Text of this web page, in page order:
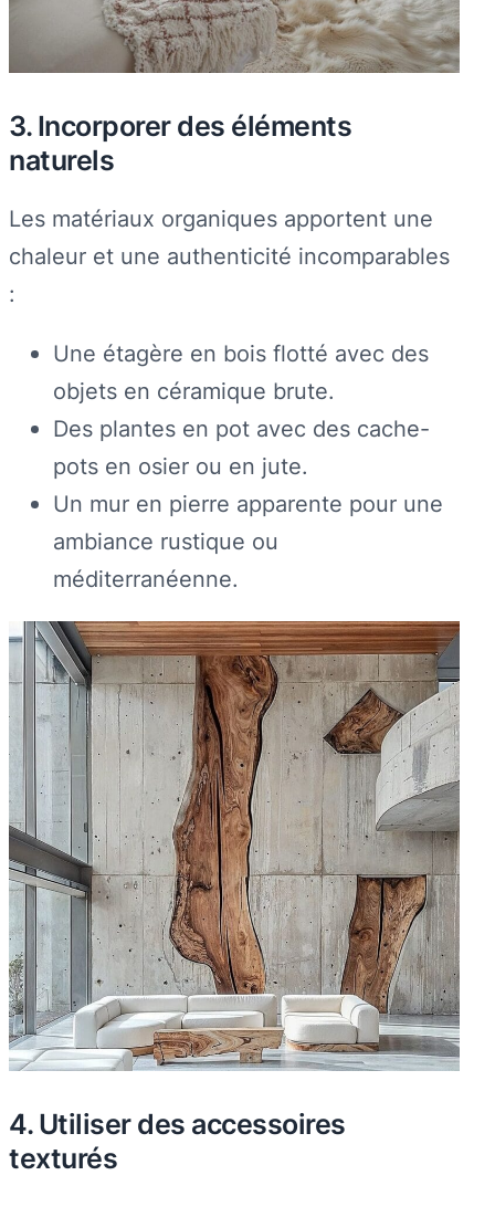
3. Incorporer des éléments
naturels
Les matériaux organiques apportent une
chaleur et une authenticité incomparables
:
Une étagère en bois flotté avec des
objets en céramique brute.
Des plantes en pot avec des cache-
pots en osier ou en jute.
Un mur en pierre apparente pour une
ambiance rustique ou
méditerranéenne.
4. Utiliser des accessoires
texturés